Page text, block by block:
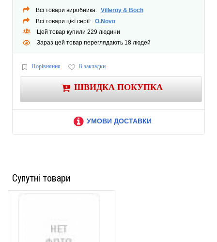
Всі товари виробника: Villeroy & Boch
Всі товари цієї серії: O.Novo
Цей товар купили 229 людини
Зараз цей товар переглядають 18 людей
Порівняння В закладки
ШВИДКА ПОКУПКА
УМОВИ ДОСТАВКИ
Супутні товари